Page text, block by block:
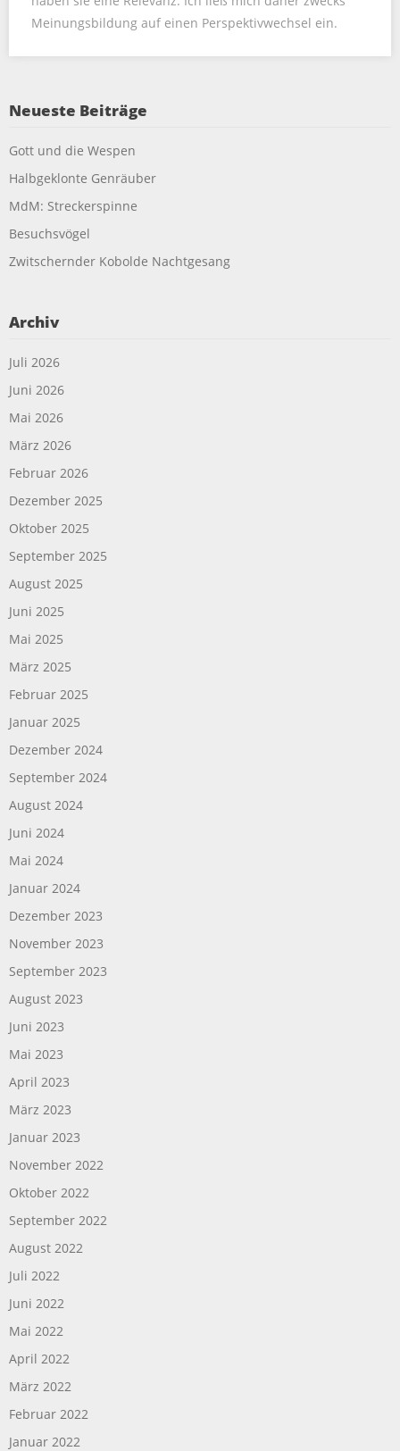
Meinungsbildung auf einen Perspektivwechsel ein.
Neueste Beiträge
Gott und die Wespen
Halbgeklonte Genräuber
MdM: Streckerspinne
Besuchsvögel
Zwitschernder Kobolde Nachtgesang
Archiv
Juli 2026
Juni 2026
Mai 2026
März 2026
Februar 2026
Dezember 2025
Oktober 2025
September 2025
August 2025
Juni 2025
Mai 2025
März 2025
Februar 2025
Januar 2025
Dezember 2024
September 2024
August 2024
Juni 2024
Mai 2024
Januar 2024
Dezember 2023
November 2023
September 2023
August 2023
Juni 2023
Mai 2023
April 2023
März 2023
Januar 2023
November 2022
Oktober 2022
September 2022
August 2022
Juli 2022
Juni 2022
Mai 2022
April 2022
März 2022
Februar 2022
Januar 2022